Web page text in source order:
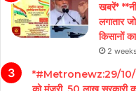
खबरें*
लगातार
किसानों
2
*#Metronewz:29/10/